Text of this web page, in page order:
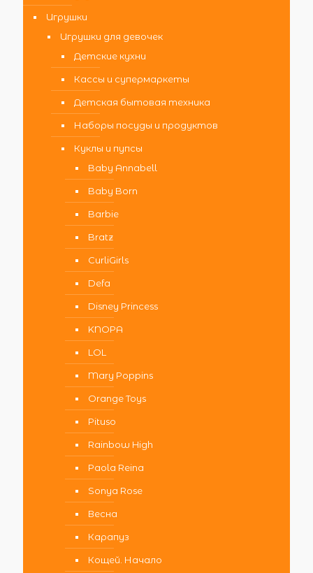
Игрушки
Игрушки для девочек
Детские кухни
Кассы и супермаркеты
Детская бытовая техника
Наборы посуды и продуктов
Куклы и пупсы
Baby Annabell
Baby Born
Barbie
Bratz
CurliGirls
Defa
Disney Princess
KNOPA
LOL
Mary Poppins
Orange Toys
Pituso
Rainbow High
Paola Reina
Sonya Rose
Весна
Карапуз
Кощей. Начало